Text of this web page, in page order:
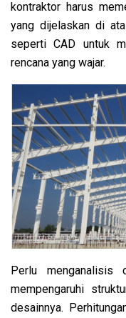
kontraktor harus
yang dijelaskan di
seperti CAD untuk
rencana yang wajar.
Perlu menganalisis
mempengaruhi
desainnya.